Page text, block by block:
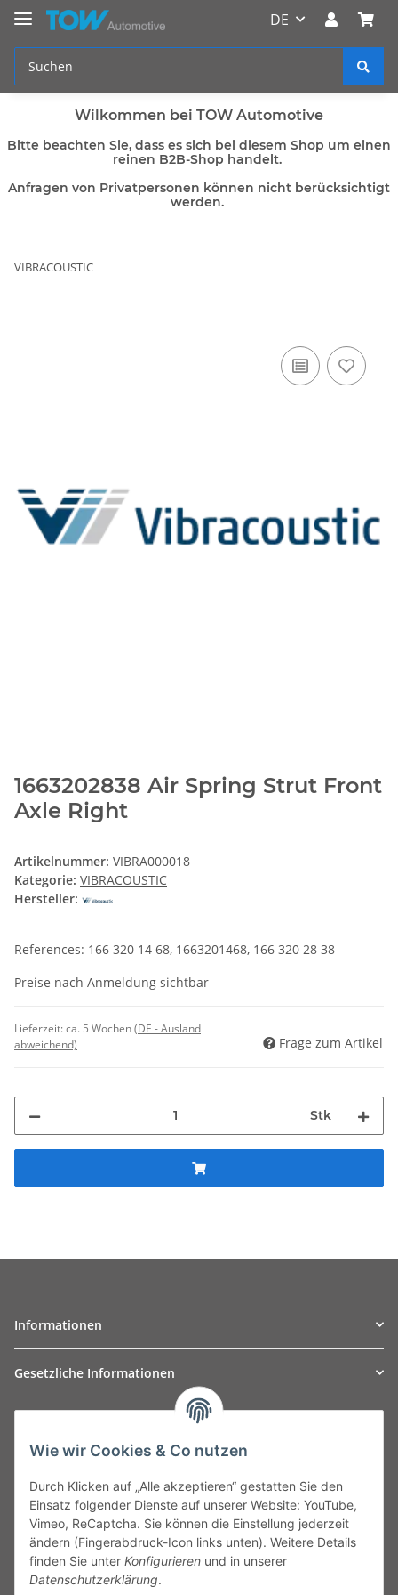
DE
Wilkommen bei TOW Automotive
Bitte beachten Sie, dass es sich bei diesem Shop um einen
reinen B2B-Shop handelt.
Anfragen von Privatpersonen können nicht berücksichtigt
werden.
VIBRACOUSTIC
1663202838 Air Spring Strut Front
Axle Right
Artikelnummer: VIBRA000018
Kategorie: VIBRACOUSTIC
Hersteller:
References: 166 320 14 68, 1663201468, 166 320 28 38
Preise nach Anmeldung sichtbar
Lieferzeit:ca. 5 Wochen(DE - Ausland
abweichend)
Frage zum Artikel
Stk
Informationen
Gesetzliche Informationen
Leibnizstraße 2a
Germany
Phone:+49 40 5287270
Fax:+49 40 5281050
Email:sales@tow-automotive.de
Wie wir Cookies & Co nutzen
Durch Klicken auf „Alle akzeptieren“ gestatten Sie den
Einsatz folgender Dienste auf unserer Website: YouTube,
Vimeo, ReCaptcha. Sie können die Einstellung jederzeit
ändern (Fingerabdruck-Icon links unten). Weitere Details
finden Sie unter Konfigurieren und in unserer
Datenschutzerklärung.